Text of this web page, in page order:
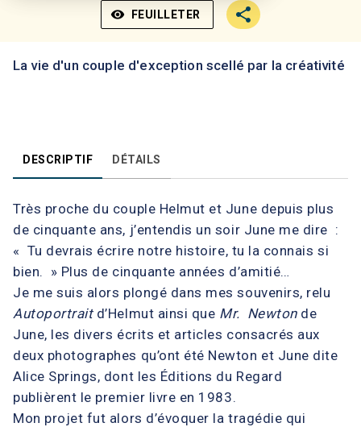
visibility FEUILLETER
La vie d'un couple d'exception scellé par la créativité
DESCRIPTIF DÉTAILS
Très proche du couple Helmut et June depuis plus
de cinquante ans, j’entendis un soir June me dire :
« Tu devrais écrire notre histoire, tu la connais si
bien. » Plus de cinquante années d’amitié…
Je me suis alors plongé dans mes souvenirs, relu
Autoportraitd’Helmut ainsi que Mr. Newtonde
June, les divers écrits et articles consacrés aux
deux photographes qu’ont été Newton et June dite
Alice Springs, dont les Éditions du Regard
publièrent le premier livre en 1983.
Mon projet fut alors d’évoquer la tragédie qui